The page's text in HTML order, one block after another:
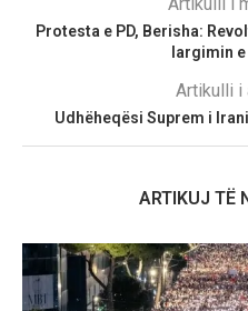
Protesta e PD, Berisha:
largimin
Artikulli i
Udhëheqësi Suprem i
ARTIKUJ TË